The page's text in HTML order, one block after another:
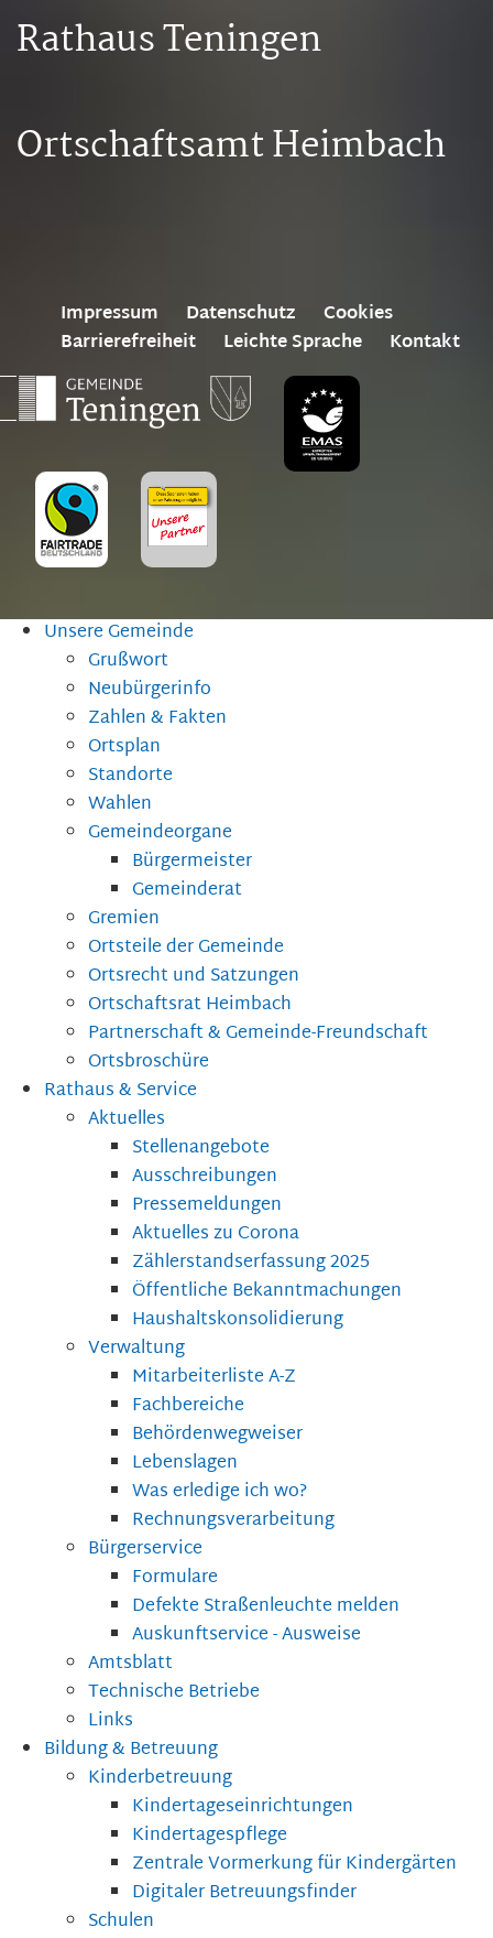
Rathaus Teningen
Ortschaftsamt Heimbach
Impressum Datenschutz
Cookies
Barrierefreiheit
Leichte Sprache Kontakt
Unsere Gemeinde
Grußwort
Neubürgerinfo
Zahlen & Fakten
Ortsplan
Standorte
Wahlen
Gemeindeorgane
Bürgermeister
Gemeinderat
Gremien
Ortsteile der Gemeinde
Ortsrecht und Satzungen
Ortschaftsrat Heimbach
Partnerschaft & Gemeinde-Freundschaft
Ortsbroschüre
Rathaus & Service
Aktuelles
Stellenangebote
Ausschreibungen
Pressemeldungen
Aktuelles zu Corona
Zählerstandserfassung 2025
Öffentliche Bekanntmachungen
Haushaltskonsolidierung
Verwaltung
Mitarbeiterliste A-Z
Fachbereiche
Behördenwegweiser
Lebenslagen
Was erledige ich wo?
Rechnungsverarbeitung
Bürgerservice
Formulare
Defekte Straßenleuchte melden
Auskunftservice - Ausweise
Amtsblatt
Technische Betriebe
Links
Bildung & Betreuung
Kinderbetreuung
Kindertageseinrichtungen
Kindertagespflege
Zentrale Vormerkung für Kindergärten
Digitaler Betreuungsfinder
Schulen